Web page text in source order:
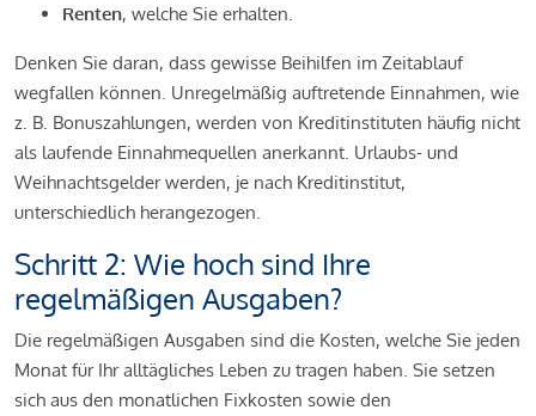
Renten, welche Sie erhalten.
Denken Sie daran, dass gewisse Beihilfen im Zeitablauf
wegfallen können. Unregelmäßig auftretende Einnahmen, wie
z. B. Bonuszahlungen, werden von Kreditinstituten häufig nicht
als laufende Einnahmequellen anerkannt. Urlaubs- und
Weihnachtsgelder werden, je nach Kreditinstitut,
unterschiedlich herangezogen.
Schritt 2: Wie hoch sind Ihre
regelmäßigen Ausgaben?
Die regelmäßigen Ausgaben sind die Kosten, welche Sie jeden
Monat für Ihr alltägliches Leben zu tragen haben. Sie setzen
sich aus den monatlichen Fixkosten sowie den